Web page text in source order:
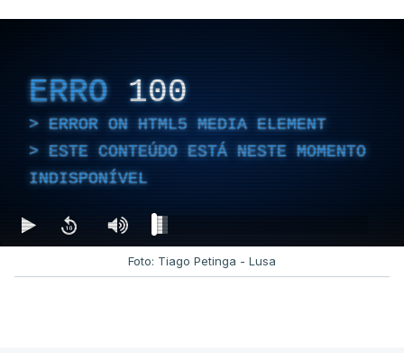
ERRO 100
ERROR ON HTML5 MEDIA ELEMENT
ESTE CONTEÚDO ESTÁ NESTE MOMENTO
INDISPONÍVEL
Foto: Tiago Petinga - Lusa